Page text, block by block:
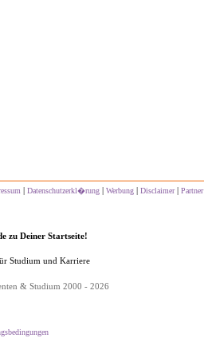
| Datenschutzerkl�rung | Werbung | Disclaimer| Partner
zu Deiner Startseite!
Studium und Karriere
& Studium 2000 - 2026